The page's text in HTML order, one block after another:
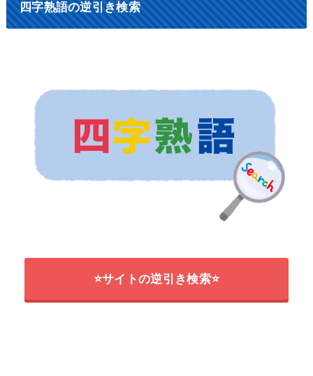
四字熟語の逆引き検索
⭐サイトの逆引き検索⭐